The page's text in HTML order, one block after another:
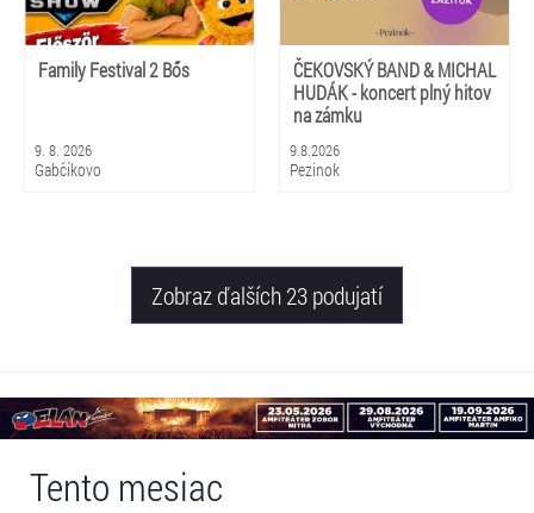
Family Festival 2 Bős
9. 8. 2026
Gabčíkovo
ČEKOVSKÝ BAND & MICHAL
HUDÁK - koncert plný hitov
na zámku
9.8.2026
Pezinok
Zobraz ďalších 23 podujatí
Tento mesiac